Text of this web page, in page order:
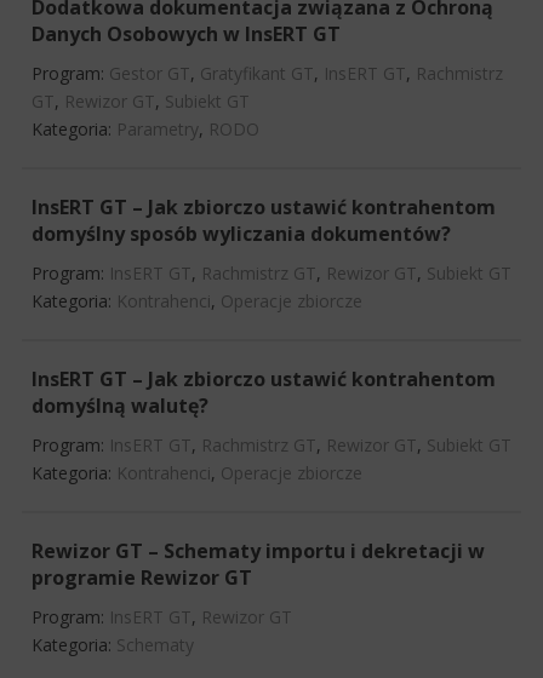
Dodatkowa dokumentacja związana z Ochroną
Danych Osobowych w InsERT GT
Program: Gestor GT, Gratyfikant GT, InsERT GT, Rachmistrz
GT, Rewizor GT, Subiekt GT
Kategoria: Parametry, RODO
InsERT GT – Jak zbiorczo ustawić kontrahentom
domyślny sposób wyliczania dokumentów?
Program: InsERT GT, Rachmistrz GT, Rewizor GT, Subiekt GT
Kategoria: Kontrahenci, Operacje zbiorcze
InsERT GT – Jak zbiorczo ustawić kontrahentom
domyślną walutę?
Program: InsERT GT, Rachmistrz GT, Rewizor GT, Subiekt GT
Kategoria: Kontrahenci, Operacje zbiorcze
Rewizor GT – Schematy importu i dekretacji w
programie Rewizor GT
Program: InsERT GT, Rewizor GT
Kategoria: Schematy